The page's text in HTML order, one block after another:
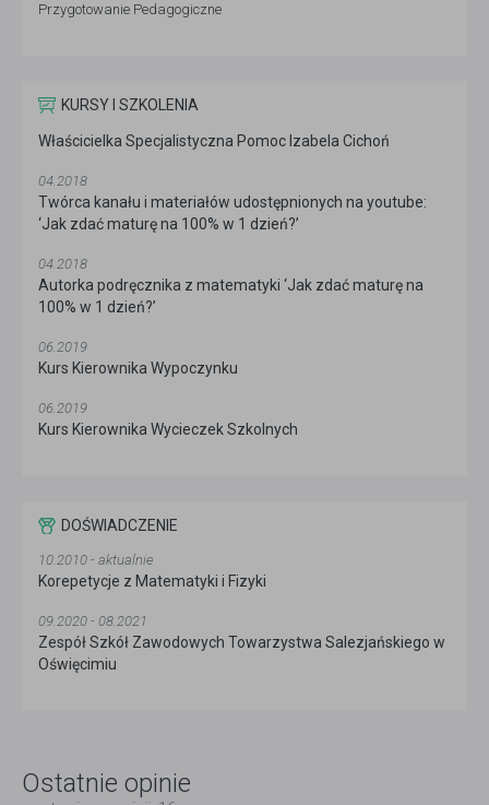
Przygotowanie Pedagogiczne
KURSY I SZKOLENIA
Właścicielka Specjalistyczna Pomoc Izabela Cichoń
04.2018
Twórca kanału i materiałów udostępnionych na youtube:
‘Jak zdać maturę na 100% w 1 dzień?’
04.2018
Autorka podręcznika z matematyki ‘Jak zdać maturę na
100% w 1 dzień?’
06.2019
Kurs Kierownika Wypoczynku
06.2019
Kurs Kierownika Wycieczek Szkolnych
DOŚWIADCZENIE
10.2010 - aktualnie
Korepetycje z Matematyki i Fizyki
09.2020 - 08.2021
Zespół Szkół Zawodowych Towarzystwa Salezjańskiego w
Oświęcimiu
Ostatnie opinie